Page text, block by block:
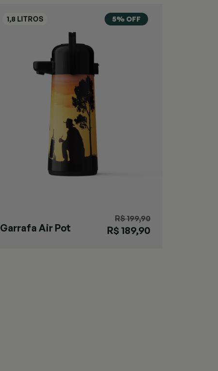
5% OFF
Garrafa Air Pot
R$ 199,90
R$ 189,90